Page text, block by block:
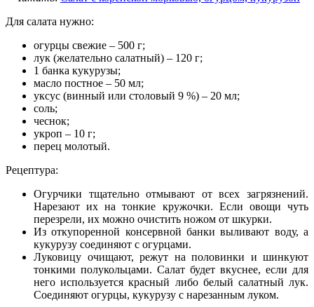
Для салата нужно:
огурцы свежие – 500 г;
лук (желательно салатный) – 120 г;
1 банка кукурузы;
масло постное – 50 мл;
уксус (винный или столовый 9 %) – 20 мл;
соль;
чеснок;
укроп – 10 г;
перец молотый.
Рецептура:
Огурчики тщательно отмывают от всех загрязнений.
Нарезают их на тонкие кружочки. Если овощи чуть
перезрели, их можно очистить ножом от шкурки.
Из откупоренной консервной банки выливают воду, а
кукурузу соединяют с огурцами.
Луковицу очищают, режут на половинки и шинкуют
тонкими полукольцами. Салат будет вкуснее, если для
него используется красный либо белый салатный лук.
Соединяют огурцы, кукурузу с нарезанным луком.